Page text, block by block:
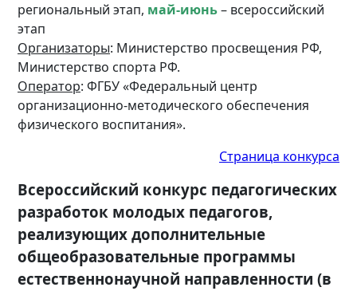
региональный этап, май-июнь– всероссийский
этап
Организаторы: Министерство просвещения РФ,
Министерство спорта РФ.
Оператор: ФГБУ «Федеральный центр
организационно-методического обеспечения
физического воспитания».
Страница конкурса
Всероссийский конкурс педагогических
разработок молодых педагогов,
реализующих дополнительные
общеобразовательные программы
естественнонаучной направленности (в